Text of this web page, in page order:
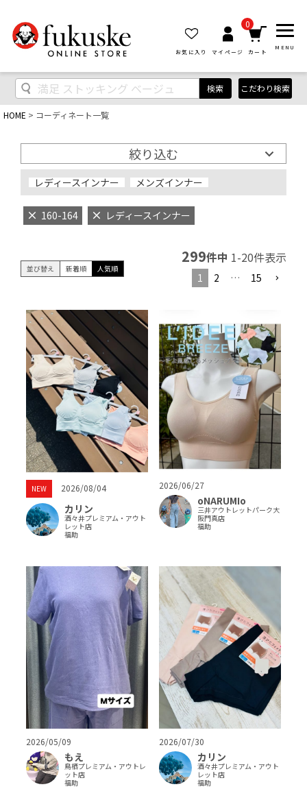
お気に入り マイページ
0
カート
MENU
検索 こだわり検索
HOME コーディネート一覧
絞り込む
レディースインナー メンズインナー
160-164 レディースインナー
並び替え 新着順 人気順
299件中 1-20件表示
1 2 … 15
NEW 2026/08/04
カリン
酒々井プレミアム・アウト
レット店
福助
2026/06/27
oNARUMIo
三井アウトレットパーク大
阪門真店
福助
2026/05/09
もえ
鳥栖プレミアム・アウトレ
ット店
福助
2026/07/30
カリン
酒々井プレミアム・アウト
レット店
福助